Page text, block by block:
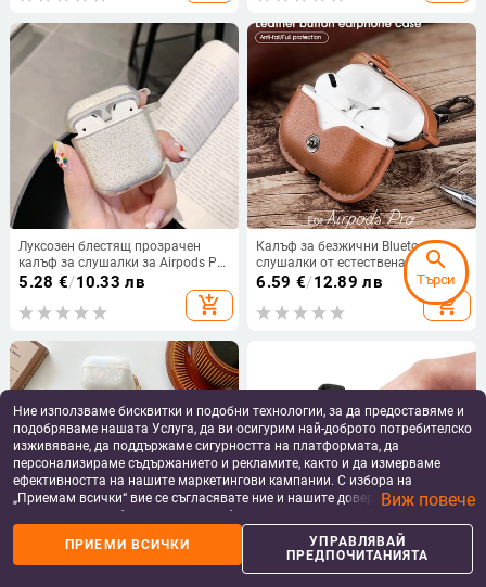
Луксозен блестящ прозрачен
калъф за слушалки за Airpods Pro
2 Капак за безжични слушалки
силиконова кутия за слушалки
5.28 €/10.33 лв
add_shopping_cart
Калъф за безжични Bluetooth
слушалки от естествена кожа за
калъф AirPods Pro Защитен капак
за калъф Apple Airpods Pro 2 3 air
pods 3
6.59 €/12.89 лв
add_shopping_cart
Dreamy White Glossy Shell Pearl
За AirPods Pro 2 Case 2022
Ние използваме бисквитки и подобни технологии, за да предоставяме и
подобряваме нашата Услуга, да ви осигурим най-доброто потребителско
изживяване, да поддържаме сигурността на платформата, да
персонализираме съдържанието и рекламите, както и да измерваме
ефективността на нашите маркетингови кампании. С избора на
„Приемам всички“ вие се съгласявате ние и нашите доверени партньори
да съхраняваме бисквитки и подобни технологии на вашето устройство
за рекламни и аналитични цели. Можете по всяко време да управлявате
своите предпочитания, като натиснете „Управлявай предпочитанията“.
За повече информация, моля, вижте нашата
Виж повече
ПРИЕМИ ВСИЧКИ
УПРАВЛЯВАЙ
ПРЕДПОЧИТАНИЯТА
search
Търси